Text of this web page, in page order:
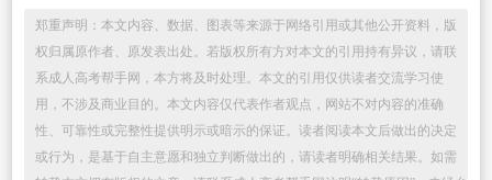
郑重声明：本文内容、数据、图表等来源于网络引用或其他公开资料，版
权归属原作者、原发表出处。若版权所有方对本文的引用持有异议，请联
系成人高考帮手网，本方将及时处理。本文的引用仅供读者交流学习使
用，不涉及商业目的。本文内容仅代表作者观点，网站不对内容的准确
性、可靠性或完整性提供明示或暗示的保证。读者阅读本文后做出的决定
或行为，是基于自主意愿和独立判断做出的，请读者明确相关结果。如需